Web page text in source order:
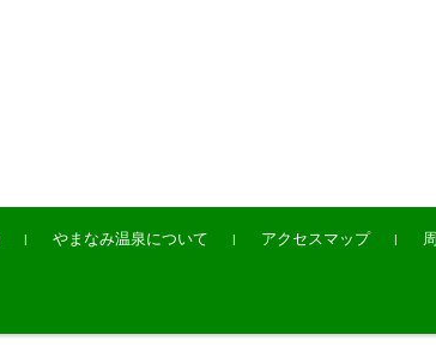
やまなみ温泉について アクセスマップ